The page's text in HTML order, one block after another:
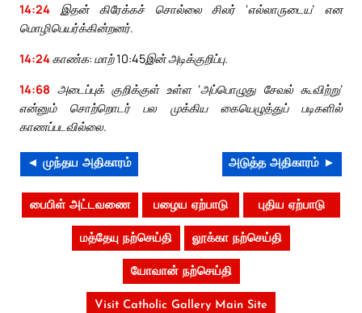
14:24
இதன் கிரேக்கச் சொல்லை சிலர் ‘எல்லாருடைய’ என
மொழிபெயர்க்கின்றனர்.
14:24காண்க: மாற் 10:45இன் அடிக்குறிப்பு.
14:68 அடைப்புக் குறிக்குள் உள்ள ‘அப்பொழுது சேவல் கூவிற்று’
என்னும் சொற்றொடர் பல முக்கிய கையெழுத்துப் படிகளில்
காணப்படவில்லை.
◄ முந்தய அதிகாரம் அடுத்த அதிகாரம் ►
பைபிள் அட்டவணை பழைய ஏற்பாடு புதிய ஏற்பாடு
மத்தேயு நற்செய்தி லூக்கா நற்செய்தி
யோவான் நற்செய்தி
Visit Catholic Gallery Main Site